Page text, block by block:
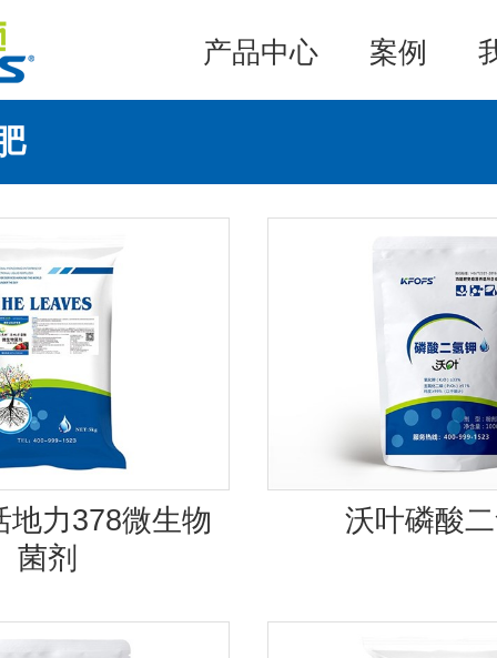
产品中心 案例
地力378微生物
菌剂
沃叶磷酸